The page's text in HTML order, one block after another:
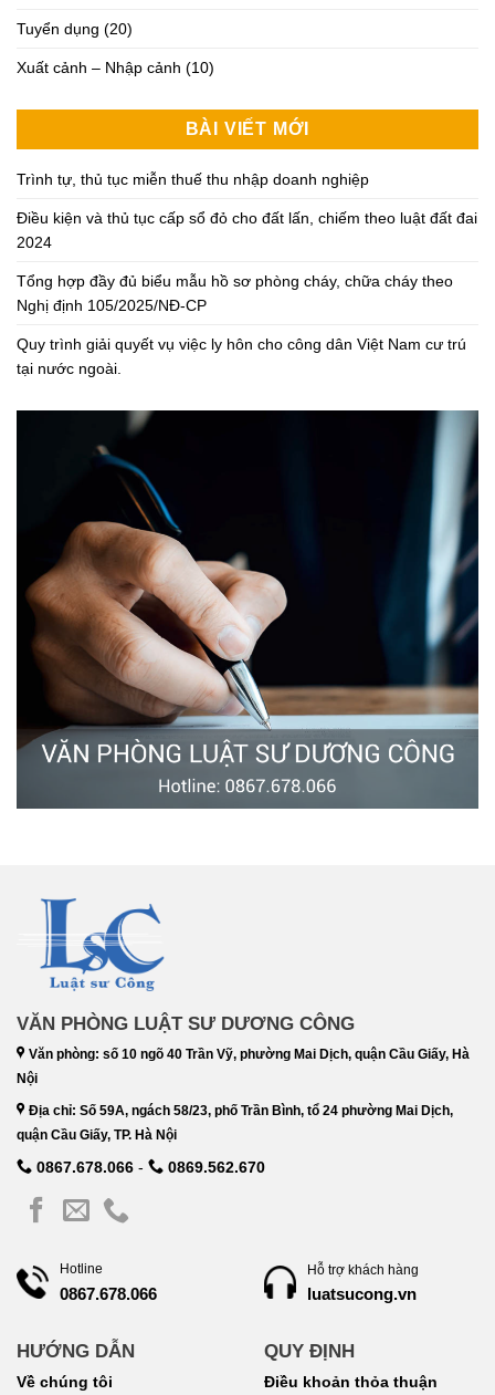
Tuyển dụng (20)
Xuất cảnh – Nhập cảnh (10)
BÀI VIẾT MỚI
Trình tự, thủ tục miễn thuế thu nhập doanh nghiệp
Điều kiện và thủ tục cấp sổ đỏ cho đất lấn, chiếm theo luật đất đai
2024
Tổng hợp đầy đủ biểu mẫu hồ sơ phòng cháy, chữa cháy theo
Nghị định 105/2025/NĐ-CP
Quy trình giải quyết vụ việc ly hôn cho công dân Việt Nam cư trú
tại nước ngoài.
VĂN PHÒNG LUẬT SƯ DƯƠNG CÔNG
Văn phòng: số 10 ngõ 40 Trần Vỹ, phường Mai Dịch, quận Cầu Giấy, Hà
Nội
Địa chỉ: Số 59A, ngách 58/23, phố Trần Bình, tổ 24 phường Mai Dịch,
quận Cầu Giấy, TP. Hà Nội
0867.678.066 - 0869.562.670
Hotline
0867.678.066
HƯỚNG DẪN
Về chúng tôi
Hỗ trợ khách hàng
luatsucong.vn
QUY ĐỊNH
Điều khoản thỏa thuận